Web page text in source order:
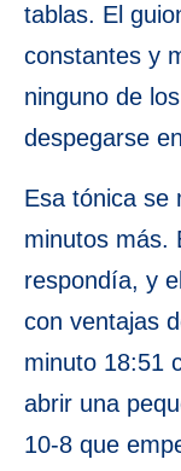
tablas. El
constantes y
ninguno de
despegarse
Esa tónica se
minutos más.
respondía, y
con ventajas
minuto 18:51
abrir una
10-8 que